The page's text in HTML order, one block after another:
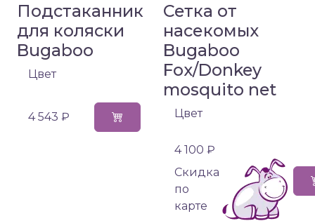
Подстаканник
для коляски
Bugaboo
Цвет
4 543 ₽
Сетка от
насекомых
Bugaboo
Fox/Donkey
mosquito net
Цвет
4 100 ₽
Cкидка
по
карте